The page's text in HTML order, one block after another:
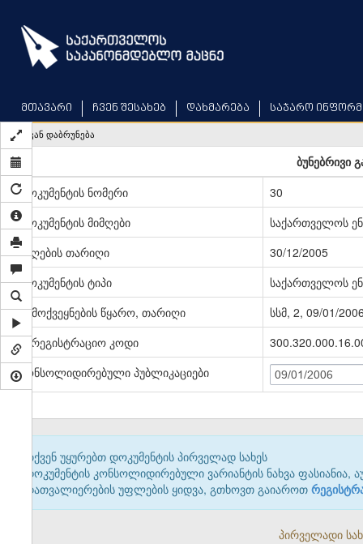
main
content
მთავარი ჩვენ შესახებ დახმარება საჯარო
უკან დაბრუნება
ბუნებრივი
დოკუმენტის ნომერი
30
დოკუმენტის მიმღები
საქართველოს
მიღების თარიღი
30/12/2005
დოკუმენტის ტიპი
საქართველოს
გამოქვეყნების წყარო, თარიღი
სსმ, 2, 09/01/
სარეგისტრაციო კოდი
კონსოლიდირებული პუბლიკაციები
09/01/2006
თქვენ უყურებთ დოკუმენტის პირველად სახეს
დოკუმენტის კონსოლიდირებული ვარიანტის ნახვა ფასიანია,
დათვალიერების უფლების ყიდვა, გთხოვთ გაიაროთ
პირველადი